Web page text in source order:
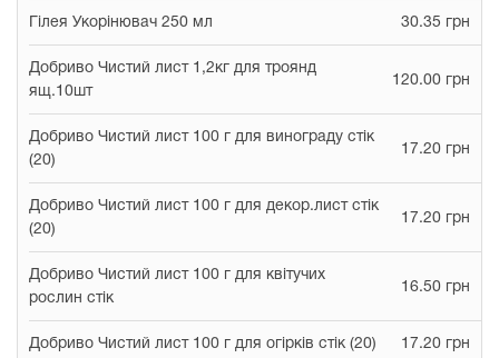
Гілея Укорінювач 250 мл 30.35 грн
Добриво Чистий лист 1,2кг для троянд
ящ.10шт
120.00 грн
Добриво Чистий лист 100 г для винограду стік
(20)
17.20 грн
Добриво Чистий лист 100 г для декор.лист стік
(20)
17.20 грн
Добриво Чистий лист 100 г для квітучих
рослин стік
16.50 грн
Добриво Чистий лист 100 г для огірків стік (20) 17.20 грн